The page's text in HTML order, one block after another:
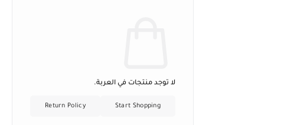
لا توجد منتجات في العربة.
Start Shopping
Return Policy